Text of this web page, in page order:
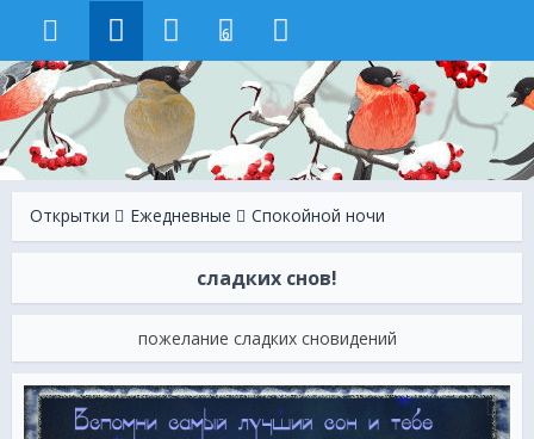
6
Открытки Ежeдневные Спокойной ночи
сладких снов!
пожелание сладких сновидений